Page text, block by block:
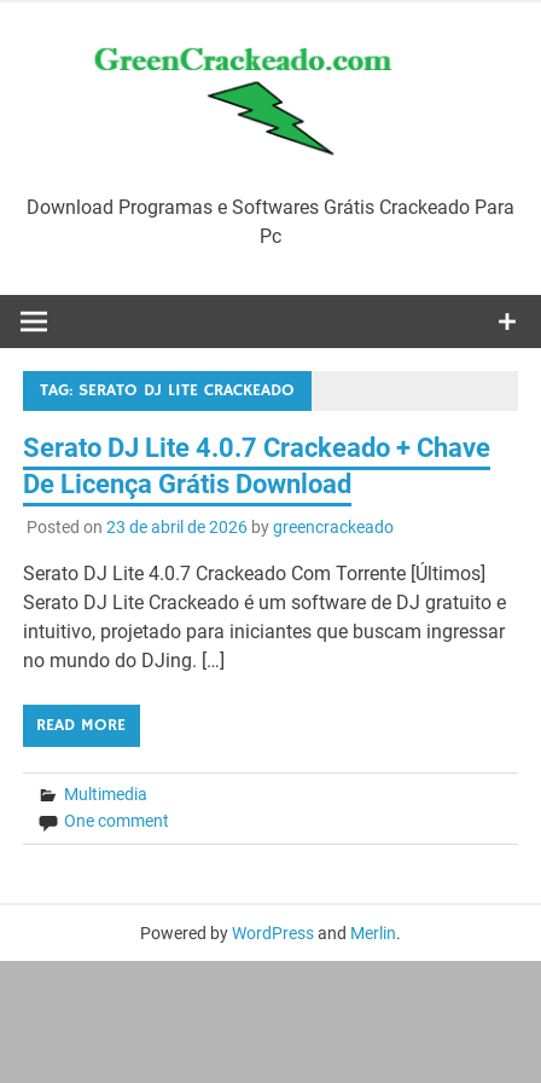
Download Programas e Softwares Grátis Crackeado Para
Pc
TAG: SERATO DJ LITE CRACKEADO
Serato DJ Lite 4.0.7 Crackeado + Chave
De Licença Grátis Download
Posted on 23 de abril de 2026bygreencrackeado
Serato DJ Lite 4.0.7 Crackeado Com Torrente [Últimos]
Serato DJ Lite Crackeado é um software de DJ gratuito e
intuitivo, projetado para iniciantes que buscam ingressar
no mundo do DJing. […]
READ MORE
Multimedia
One comment
Powered byWordPressand Merlin.